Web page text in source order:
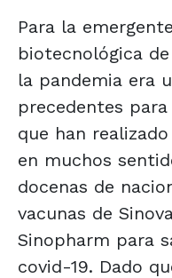
Para la
biotecnológica
la pandemia era
precedentes
que han
en muchos
docenas de
vacunas de
Sinopharm para
covid-19. Dado